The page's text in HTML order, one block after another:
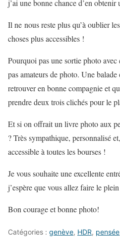
j’ai une bonne chance d’en
Il ne nous reste plus qu’à oublier
choses plus accessibles !
Pourquoi pas une sortie photo avec
pas amateurs de photo. Une
retrouver en bonne compagnie et
prendre deux trois clichés pour le
Et si on offrait un livre photo aux
? Très sympathique, personnalisé
accessible à toutes les bourses !
Je vous souhaite une excellente
j’espère que vous allez faire le
Bon courage et bonne photo!
Catégories : genève, HDR, pensée